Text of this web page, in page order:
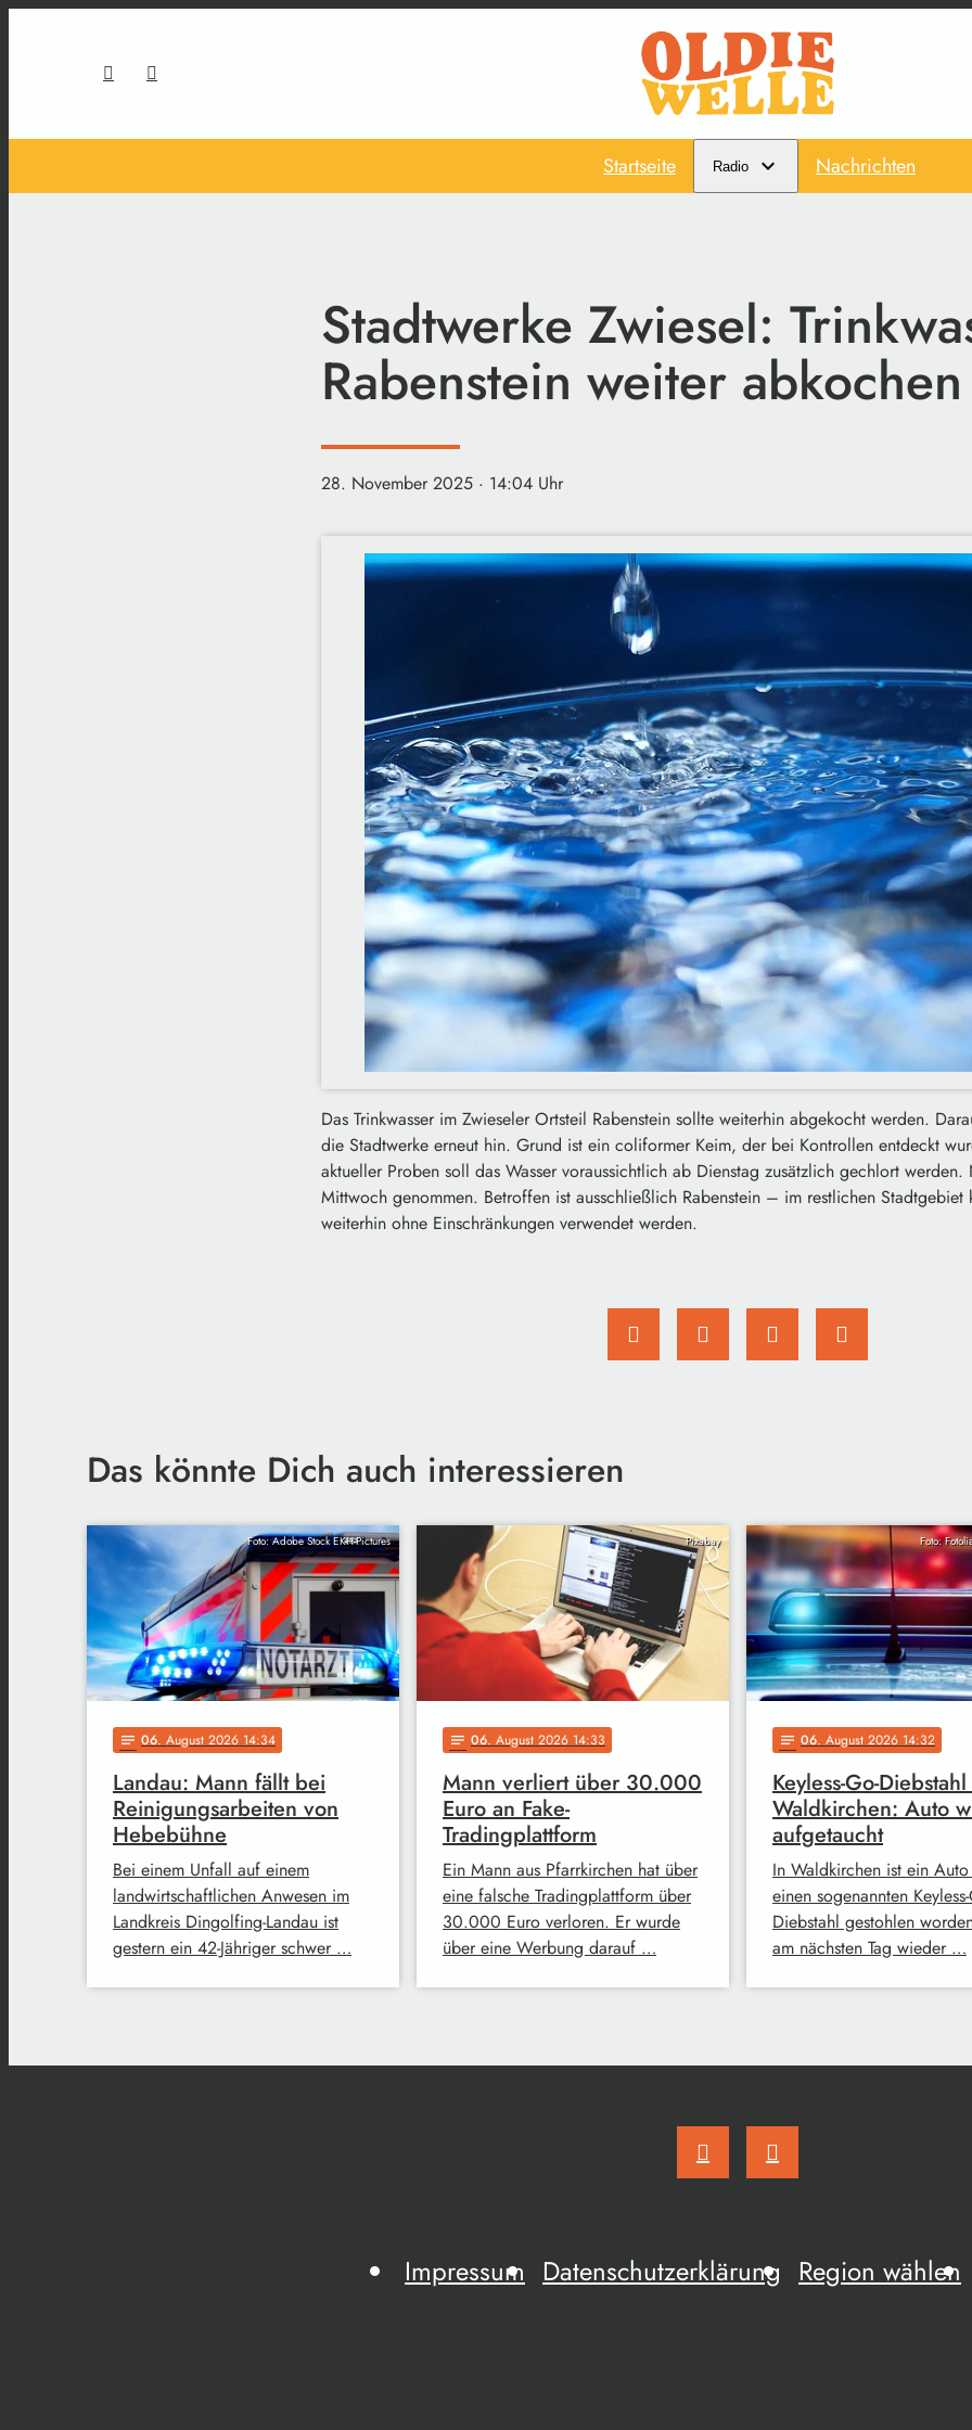
Startseite Radio Nachrichten
Stadtwerke Zwiesel:
Rabenstein weiter abkochen
28. November 2025 · 14:04 Uhr
Das Trinkwasser im Zwieseler Ortsteil Rabenstein sollte weiterhin abgekocht werden.
die Stadtwerke erneut hin. Grund ist ein coliformer Keim, der bei Kontrollen entdeckt
aktueller Proben soll das Wasser voraussichtlich ab Dienstag zusätzlich gechlort
Mittwoch genommen. Betroffen ist ausschließlich Rabenstein – im restlichen Stadtgebiet
weiterhin ohne Einschränkungen verwendet werden.
Das könnte Dich auch interessieren
Foto: Adobe Stock EKH-Pictures
notes 06. August 2026 14:34
Landau: Mann fällt bei
Reinigungsarbeiten von
Hebebühne
Bei einem Unfall auf einem
landwirtschaftlichen Anwesen im
Landkreis Dingolfing-Landau ist
gestern ein 42-Jähriger schwer …
Pixabay
notes 06. August 2026 14:33
Mann verliert über 30.000
Euro an Fake-
Tradingplattform
Ein Mann aus Pfarrkirchen hat über
eine falsche Tradingplattform über
30.000 Euro verloren. Er wurde
über eine Werbung darauf …
Foto:
notes 06. August 2026 14:32
Keyless-Go-
Waldkirchen: Auto
aufgetaucht
In Waldkirchen ist ein
einen sogenannten
Diebstahl gestohlen
am nächsten Tag wieder …
Impressum Datenschutzerklärung Region wählen